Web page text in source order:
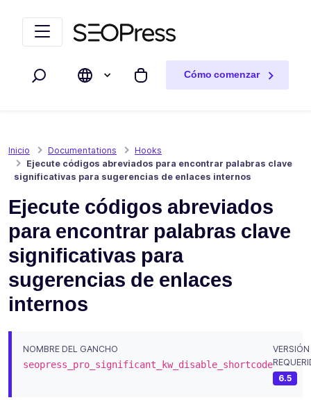
Buscar Mi carrito
Cómo comenzar
Inicio Documentations
Hooks
Ejecute códigos abreviados para encontrar palabras clave
significativas para sugerencias de enlaces internos
Ejecute códigos abreviados
para encontrar palabras clave
significativas para
sugerencias de enlaces
internos
NOMBRE DEL GANCHO
seopress_pro_significant_kw_disable_shortcode
VERSIÓN
6.5